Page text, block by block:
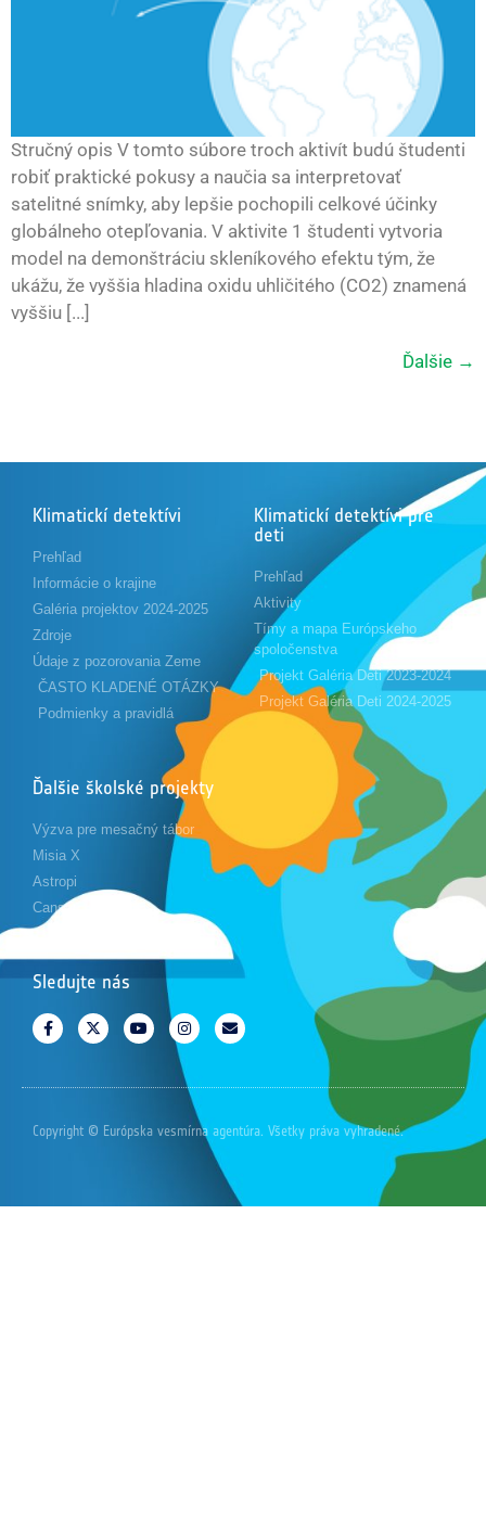
Stručný opis V tomto súbore troch aktivít budú študenti
robiť praktické pokusy a naučia sa interpretovať
satelitné snímky, aby lepšie pochopili celkové účinky
globálneho otepľovania. V aktivite 1 študenti vytvoria
model na demonštráciu skleníkového efektu tým, že
ukážu, že vyššia hladina oxidu uhličitého (CO2) znamená
vyššiu [...]
Ďalšie →
Klimatickí detektívi
Prehľad
Informácie o krajine
Galéria projektov 2024-2025
Zdroje
Údaje z pozorovania Zeme
ČASTO KLADENÉ OTÁZKY
Podmienky a pravidlá
Klimatickí detektívi pre
deti
Prehľad
Aktivity
Tímy a mapa Európskeho
spoločenstva
Projekt Galéria Deti 2023-2024
Projekt Galéria Deti 2024-2025
Ďalšie školské projekty
Výzva pre mesačný tábor
Misia X
Astropi
Cansat
Sledujte nás
Copyright © Európska vesmírna agentúra. Všetky práva vyhradené.